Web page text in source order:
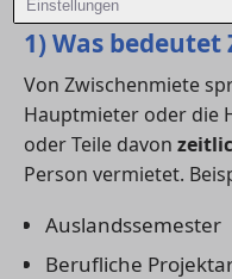
Einstellungen
1) Was
Von Zwischenmiete
Hauptmieter oder die
oder Teile davon
Person vermietet.
Auslandssemester
Berufliche